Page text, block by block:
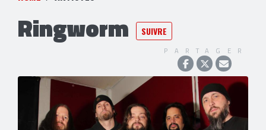
Ringworm SUIVRE
PARTAGER